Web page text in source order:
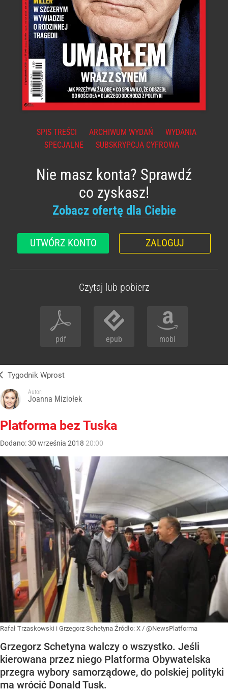
SPIS TREŚCI ARCHIWUM WYDAŃ
WYDANIA
SPECJALNE
SUBSKRYPCJA CYFROWA
Nie masz konta? Sprawdź
co zyskasz!
Zobacz ofertę dla Ciebie
UTWÓRZ KONTO ZALOGUJ
Czytaj lub pobierz
pdf epub mobi
Tygodnik Wprost
Autor:
Joanna Miziołek
Platforma bez Tuska
Dodano:30 września 2018 20:00
Rafał Trzaskowski i Grzegorz Schetyna Źródło: X / @NewsPlatforma
Grzegorz Schetyna walczy o wszystko. Jeśli
kierowana przez niego Platforma Obywatelska
przegra wybory samorządowe, do polskiej polityki
ma wrócić Donald Tusk.